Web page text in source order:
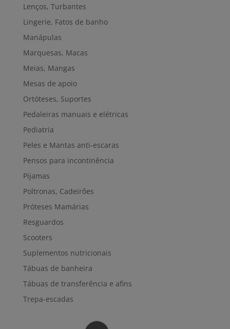
Lenços, Turbantes
Lingerie, Fatos de banho
Manápulas
Marquesas, Macas
Meias, Mangas
Mesas de apoio
Ortóteses, Suportes
Pedaleiras manuais e elétricas
Pediatria
Peles e Mantas anti-escaras
Pensos para incontinência
Pijamas
Poltronas, Cadeirões
Próteses Mamárias
Resguardos
Scooters
Suplementos nutricionais
Tábuas de banheira
Tábuas de transferência e afins
Trepa-escadas